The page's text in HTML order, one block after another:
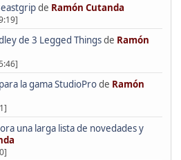
de Ramón Cutanda
de 3 Legged Thingsde Ramón
la gama StudioProde Ramón
una larga lista de novedades y